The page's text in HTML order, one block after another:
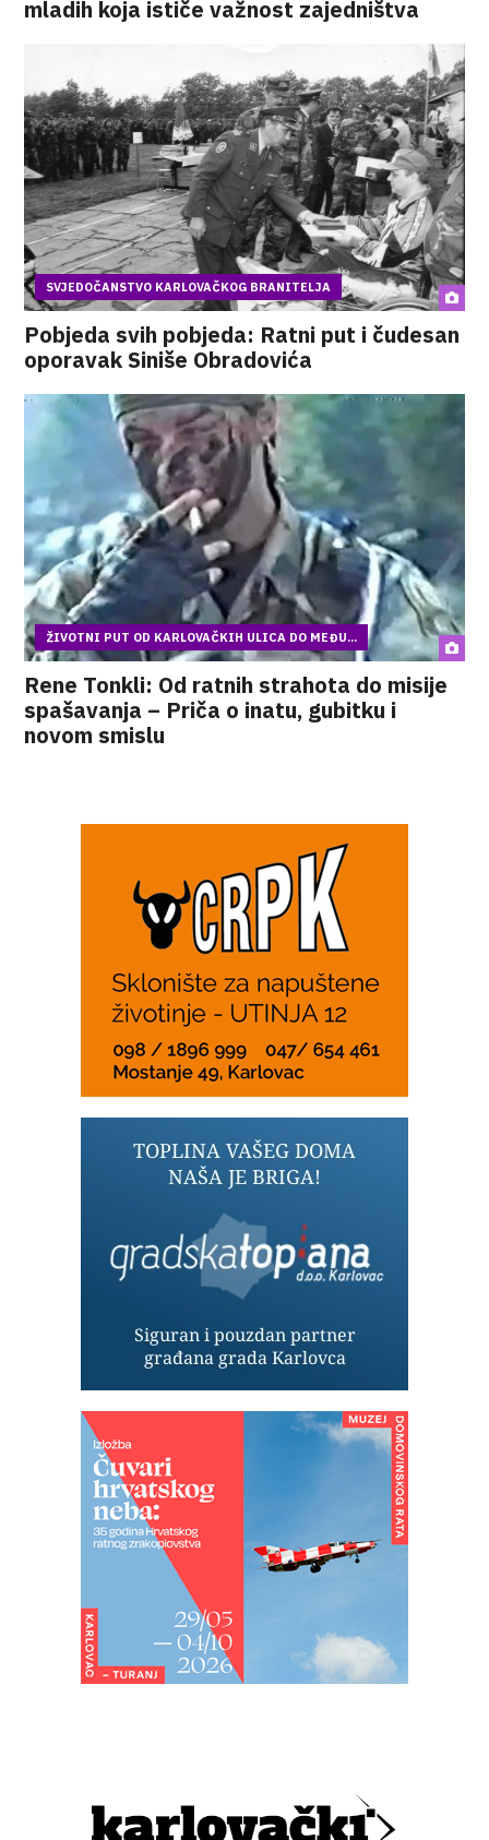
mladih koja ističe važnost zajedništva
SVJEDOČANSTVO KARLOVAČKOG BRANITELJA
Pobjeda svih pobjeda: Ratni put i čudesan
oporavak Siniše Obradovića
ŽIVOTNI PUT OD KARLOVAČKIH ULICA DO MEĐU...
Rene Tonkli: Od ratnih strahota do misije
spašavanja – Priča o inatu, gubitku i
novom smislu